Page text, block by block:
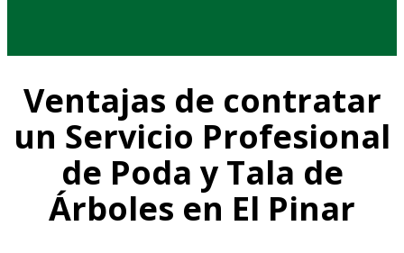
Ventajas de contratar
un Servicio Profesional
de Poda y Tala de
Árboles en El Pinar